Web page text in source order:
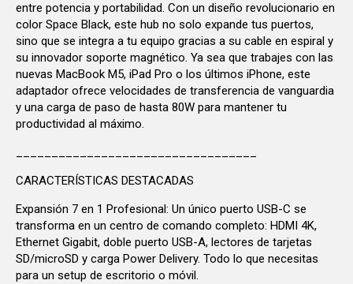
entre potencia y portabilidad. Con un diseño revolucionario en
color Space Black, este hub no solo expande tus puertos,
sino que se integra a tu equipo gracias a su cable en espiral y
su innovador soporte magnético. Ya sea que trabajes con las
nuevas MacBook M5, iPad Pro o los últimos iPhone, este
adaptador ofrece velocidades de transferencia de vanguardia
y una carga de paso de hasta 80W para mantener tu
productividad al máximo.
CARACTERÍSTICAS DESTACADAS
Expansión 7 en 1 Profesional: Un único puerto USB-C se
transforma en un centro de comando completo: HDMI 4K,
Ethernet Gigabit, doble puerto USB-A, lectores de tarjetas
SD/microSD y carga Power Delivery. Todo lo que necesitas
para un setup de escritorio o móvil.